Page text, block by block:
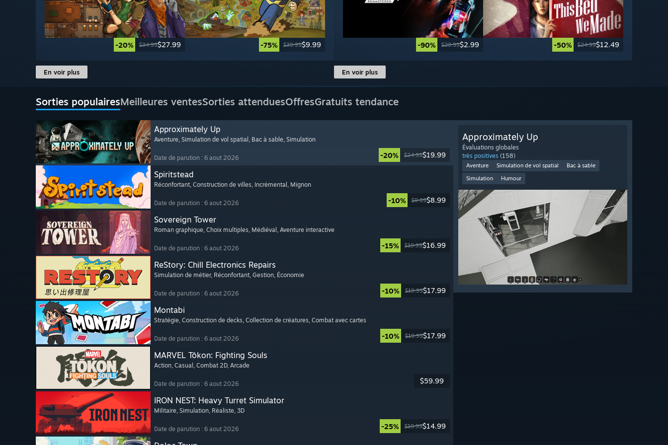
-20% $34.99$27.99 -75% $39.99$9.99
En voir plus
-90% $29.99$2.99 -50% $24.99$12.49
En voir plus
Sorties populairesMeilleures ventesSorties attenduesOffresGratuits tendance
Approximately Up
Aventure, Simulation de vol spatial , Bac à sable, Simulation
Date de parution : 6 aout 2026 -20% $24.99$19.99
Spiritstead
Réconfortant, Construction de villes, Incrémental , Mignon
Date de parution : 6 aout 2026 -10% $9.99$8.99
Sovereign Tower
Roman graphique, Choix multiples, Médiéval , Aventure interactive
Date de parution : 6 aout 2026 -15% $19.99$16.99
ReStory: Chill Electronics Repairs
Simulation de métier, Réconfortant, Gestion, Économie
Date de parution : 6 aout 2026 -10% $19.99$17.99
Montabi
Stratégie, Construction de decks, Collection de créatures, Combat avec cartes
Date de parution : 6 aout 2026 -10% $19.99$17.99
MARVEL Tōkon: Fighting Souls
Action, Casual , Combat 2D, Arcade
Date de parution : 6 aout 2026 $59.99
IRON NEST: Heavy Turret Simulator
Militaire, Simulation, Réaliste, 3D
Date de parution : 6 aout 2026 -25% $19.99$14.99
Approximately Up
Évaluations globales
très positives (158)
Aventure Simulation de vol spatial
Bac à sable
Simulation
Humour